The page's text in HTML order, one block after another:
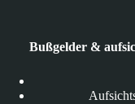
Bußgelder &